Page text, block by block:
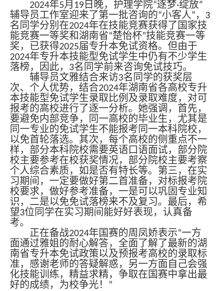
2024年5月19日晚，护理学院“逐梦·绽放”
辅导员工作室迎来了第一批咨询的“小客人”，3
名同学分别在2024年在技能竞赛获得了国家技
能竞赛一等奖和湖南省“楚怡杯”技能竞赛一等
奖，已获得2025届专升本免试资格。但由于
2024年专升本技能型免试学生中仍有不少学生
落榜，因此，3名同学前来咨询免试技巧。
辅导员文雅结合来访3名同学的获奖层
次、个人优势，结合2024年湖南省各高校专升
本技能型免试学生录取比例及录取难度，对可
报考的高校进行了逐一分析。她强调，首先，
要避免内部竞争，同一高校的毕业生，尤其是
同一专业的免试学生不能报考同一本科院校，
以免首轮落选。其次，每个高校的侧重点不一
样，部分本科院校需要英语口语面试，部分院
校主要参考在校获奖情况，部分院校主要考察
个人综合素质，如是否有特长等。第三，在实
习期间，一定要做好第二首准备，对标报考院
校要求，做好参考准备，一是可以巩固专业知
识，二是以免免试落榜来不及复习。最后，希
望3位同学在实习期间能好好表现，认真备
考。
正在备战2024年国赛的周凤娇表示“一方
面通过雅姐的耐心解答，全面了解了最新的湖
南省专升本免试政策以及预报考高校的录取标
准，感谢老师的答疑解惑，另一方面自己会强
化技能训练，精益求精，争取在国赛中拿出最
好的成绩，为校争光！”